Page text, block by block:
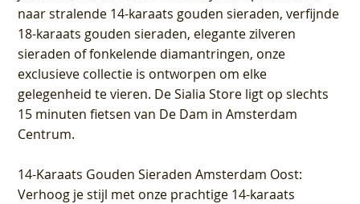
naar stralende 14-karaats gouden sieraden, verfijnde
18-karaats gouden sieraden, elegante zilveren
sieraden of fonkelende diamantringen, onze
exclusieve collectie is ontworpen om elke
gelegenheid te vieren. De Sialia Store ligt op slechts
15 minuten fietsen van De Dam in Amsterdam
Centrum.
14-Karaats Gouden Sieraden Amsterdam Oost:
Verhoog je stijl met onze prachtige 14-karaats